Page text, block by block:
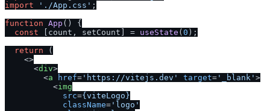
import
'. /App.css' ;
function App ( ) {
const [count, setCount] = useState ( 0 );
return (
<>
<div>
<a href= 'https://vitejs.dev' target= '_blank' >
<img
src={viteLogo}
className= 'logo'